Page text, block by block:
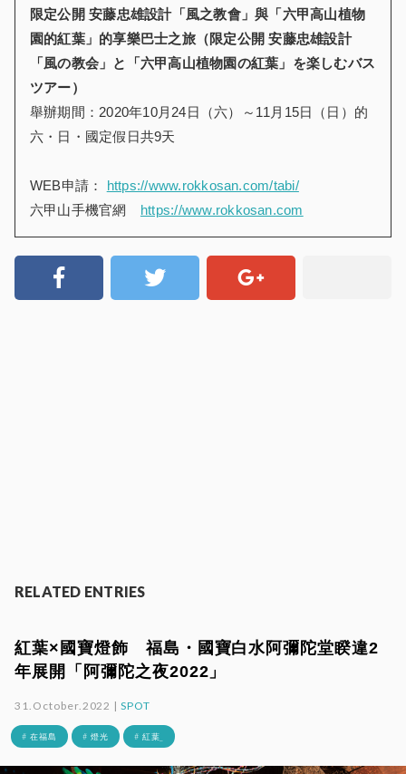
限定公開 安藤忠雄設計「風之教會」與「六甲高山植物
園的紅葉」的享樂巴士之旅（限定公開 安藤忠雄設計
「風の教会」と「六甲高山植物園の紅葉」を楽しむバス
ツアー）
舉辦期間：2020年10月24日（六）～11月15日（日）的
六・日・國定假日共9天
WEB申請： https://www.rokkosan.com/tabi/
六甲山手機官網 https://www.rokkosan.com
RELATED ENTRIES
紅葉×國寶燈飾 福島・國寶白水阿彌陀堂睽違2
年展開「阿彌陀之夜2022」
31.October.2022 |SPOT
# 在福島 # 燈光 # 紅葉_